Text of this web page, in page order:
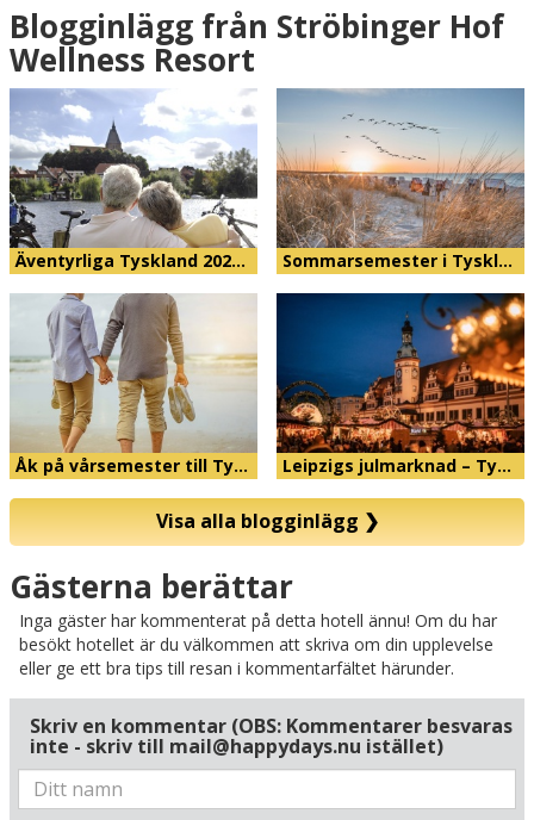
Blogginlägg från Ströbinger Hof
Wellness Resort
Äventyrliga Tyskland 202… Sommarsemester i Tyskl…
Åk på vårsemester till Ty… Leipzigs julmarknad – Ty…
Visa alla blogginlägg❯
Karta
Gästerna berättar
Inga gäster har kommenterat på detta hotell ännu! Om du har
besökt hotellet är du välkommen att skriva om din upplevelse
eller ge ett bra tips till resan i kommentarfältet härunder.
Skriv en kommentar (OBS: Kommentarer besvaras
inte - skriv till mail@happydays.nu istället)